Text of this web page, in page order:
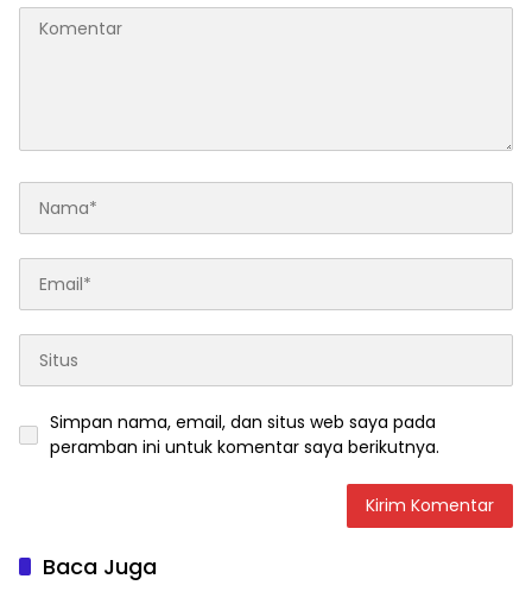
Simpan nama, email, dan situs web saya pada
peramban ini untuk komentar saya berikutnya.
Baca Juga